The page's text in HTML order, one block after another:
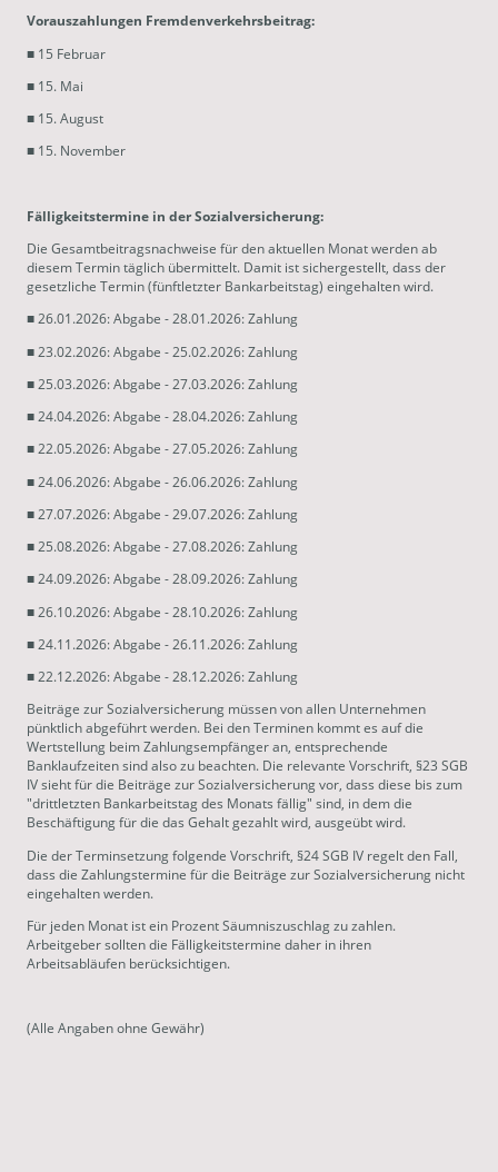
Vorauszahlungen Fremdenverkehrsbeitrag:
■ 15 Februar
■ 15. Mai
■ 15. August
■ 15. November
Fälligkeitstermine in der Sozialversicherung:
Die Gesamtbeitragsnachweise für den aktuellen Monat werden ab
diesem Termin täglich übermittelt. Damit ist sichergestellt, dass der
gesetzliche Termin (fünftletzter Bankarbeitstag) eingehalten wird.
■ 26.01.2026: Abgabe - 28.01.2026: Zahlung
■ 23.02.2026: Abgabe - 25.02.2026: Zahlung
■ 25.03.2026: Abgabe - 27.03.2026: Zahlung
■ 24.04.2026: Abgabe - 28.04.2026: Zahlung
■ 22.05.2026: Abgabe - 27.05.2026: Zahlung
■ 24.06.2026: Abgabe - 26.06.2026: Zahlung
■ 27.07.2026: Abgabe - 29.07.2026: Zahlung
■ 25.08.2026: Abgabe - 27.08.2026: Zahlung
■ 24.09.2026: Abgabe - 28.09.2026: Zahlung
■ 26.10.2026: Abgabe - 28.10.2026: Zahlung
■ 24.11.2026: Abgabe - 26.11.2026: Zahlung
■ 22.12.2026: Abgabe - 28.12.2026: Zahlung
Beiträge zur Sozialversicherung müssen von allen Unternehmen
pünktlich abgeführt werden. Bei den Terminen kommt es auf die
Wertstellung beim Zahlungsempfänger an, entsprechende
Banklaufzeiten sind also zu beachten. Die relevante Vorschrift, §23 SGB
IV sieht für die Beiträge zur Sozialversicherung vor, dass diese bis zum
"drittletzten Bankarbeitstag des Monats fällig" sind, in dem die
Beschäftigung für die das Gehalt gezahlt wird, ausgeübt wird.
Die der Terminsetzung folgende Vorschrift, §24 SGB IV regelt den Fall,
dass die Zahlungstermine für die Beiträge zur Sozialversicherung nicht
eingehalten werden.
Für jeden Monat ist ein Prozent Säumniszuschlag zu zahlen.
Arbeitgeber sollten die Fälligkeitstermine daher in ihren
Arbeitsabläufen berücksichtigen.
(Alle Angaben ohne Gewähr)